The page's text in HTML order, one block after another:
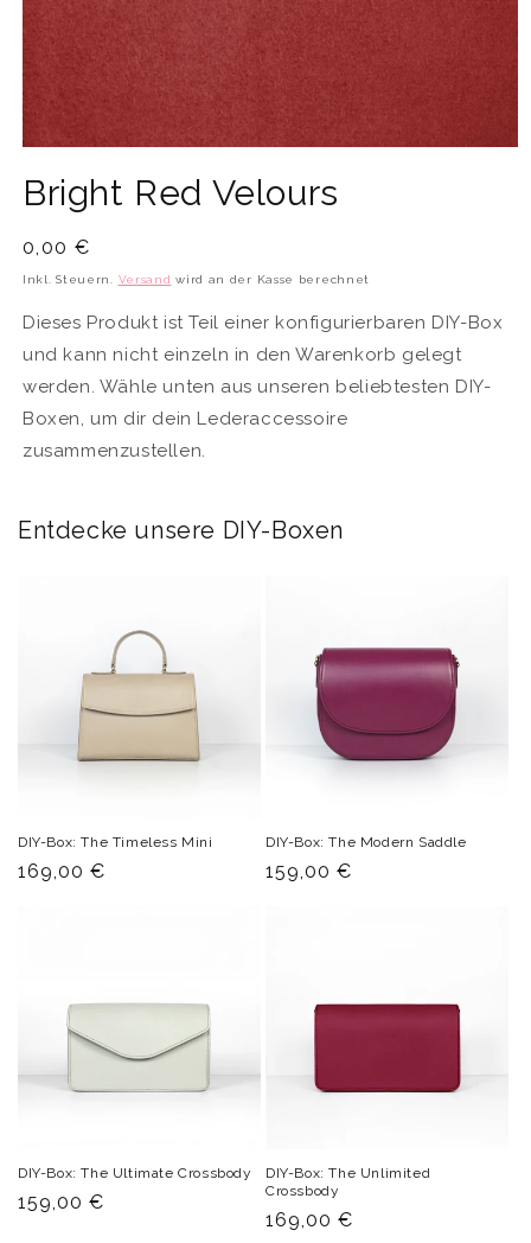
in
Modal
Bright Red Velours
Normaler
Preis
0,00 €
Inkl. Steuern. Versand wird an der Kasse berechnet
Dieses Produkt ist Teil einer konfigurierbaren DIY-Box
und kann nicht einzeln in den Warenkorb gelegt
werden. Wähle unten aus unseren beliebtesten DIY-
Boxen, um dir dein Lederaccessoire
zusammenzustellen.
Entdecke unsere DIY-Boxen
DIY-Box: The Timeless Mini
Normaler
169,00 €
DIY-Box: The Modern Saddle
Normaler
159,00 €
DIY-Box: The Ultimate Crossbody
Normaler
159,00 €
DIY-Box: The Unlimited
Crossbody
Normaler
169,00 €